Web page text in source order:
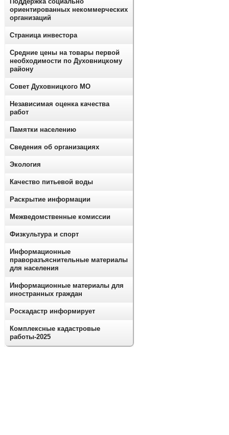
ориентированных некоммерческих
организаций
Страница инвестора
Средние цены на товары первой
необходимости по Духовницкому
району
Совет Духовницкого МО
Независимая оценка качества
работ
Памятки населению
Сведения об организациях
Экология
Качество питьевой воды
Раскрытие информации
Межведомственные комиссии
Физкультура и спорт
Информационные
праворазъяснительные материалы
для населения
Информационные материалы для
иностранных граждан
Роскадастр информирует
Комплексные кадастровые
работы-2025